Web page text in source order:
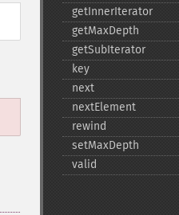
getInnerIterator
getMaxDepth
getSubIterator
key
next
nextElement
rewind
setMaxDepth
valid